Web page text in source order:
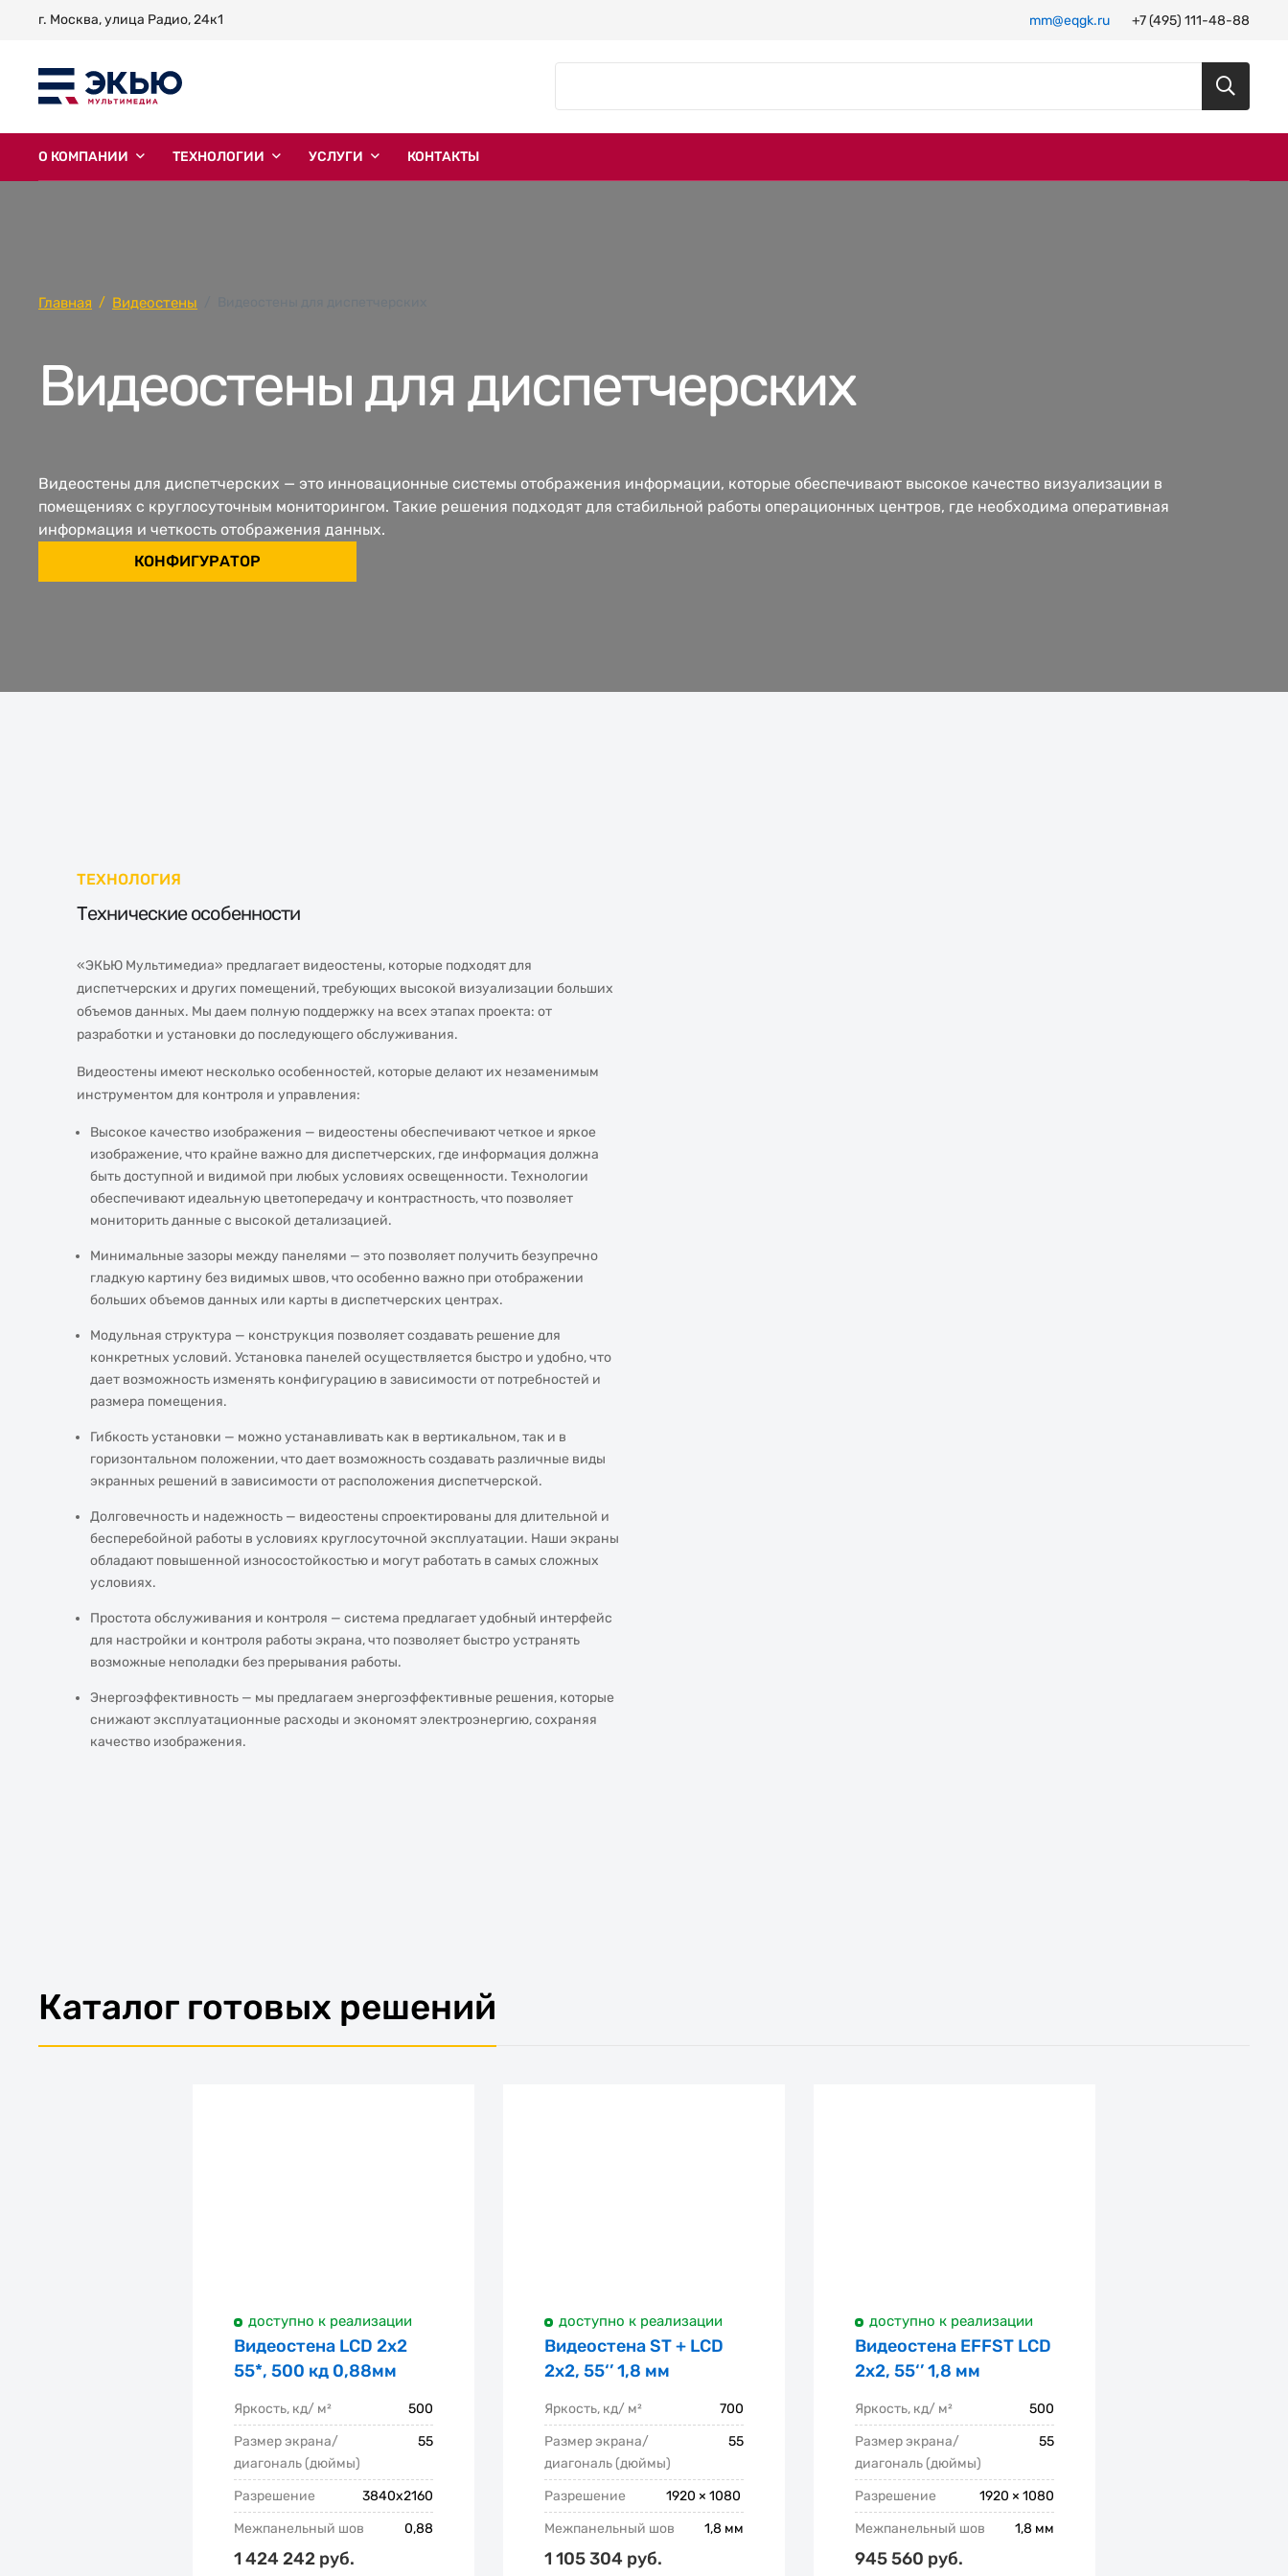
г. Москва, улица Радио, 24к1 mm@eqgk.ru +7 (495) 111-48-88
О КОМПАНИИ ТЕХНОЛОГИИ УСЛУГИ КОНТАКТЫ
Главная Видеостены
Видеостены для диспетчерских
Видеостены для диспетчерских — это инновационные системы отображения информации, которые обеспечивают высокое качество визуализации в
помещениях с круглосуточным мониторингом. Такие решения подходят для стабильной работы операционных центров, где необходима оперативная
информация и четкость отображения данных.
КОНФИГУРАТОР
ТЕХНОЛОГИЯ
Технические особенности
«ЭКЬЮ Мультимедиа» предлагает видеостены, которые подходят для
диспетчерских и других помещений, требующих высокой визуализации больших
объемов данных. Мы даем полную поддержку на всех этапах проекта: от
разработки и установки до последующего обслуживания.
Видеостены имеют несколько особенностей, которые делают их незаменимым
инструментом для контроля и управления:
Высокое качество изображения — видеостены обеспечивают четкое и яркое
изображение, что крайне важно для диспетчерских, где информация должна
быть доступной и видимой при любых условиях освещенности. Технологии
обеспечивают идеальную цветопередачу и контрастность, что позволяет
мониторить данные с высокой детализацией.
Минимальные зазоры между панелями — это позволяет получить безупречно
гладкую картину без видимых швов, что особенно важно при отображении
больших объемов данных или карты в диспетчерских центрах.
Модульная структура — конструкция позволяет создавать решение для
конкретных условий. Установка панелей осуществляется быстро и удобно, что
дает возможность изменять конфигурацию в зависимости от потребностей и
размера помещения.
Гибкость установки — можно устанавливать как в вертикальном, так и в
горизонтальном положении, что дает возможность создавать различные виды
экранных решений в зависимости от расположения диспетчерской.
Долговечность и надежность — видеостены спроектированы для длительной и
бесперебойной работы в условиях круглосуточной эксплуатации. Наши экраны
обладают повышенной износостойкостью и могут работать в самых сложных
условиях.
Простота обслуживания и контроля — система предлагает удобный интерфейс
для настройки и контроля работы экрана, что позволяет быстро устранять
возможные неполадки без прерывания работы.
Энергоэффективность — мы предлагаем энергоэффективные решения, которые
снижают эксплуатационные расходы и экономят электроэнергию, сохраняя
качество изображения.
Каталог готовых решений
доступно к реализации
Видеостена LCD 2x2
55*, 500 кд 0,88мм
Яркость, кд/ м²
500
Размер экрана/
диагональ (дюймы)
55
Разрешение
3840x2160
Межпанельный шов
0,88
1 424 242 руб.
доступно к реализации
Видеостена ST + LCD
2x2, 55‘’ 1,8 мм
Яркость, кд/ м²
700
Размер экрана/
диагональ (дюймы)
55
Разрешение
1920 × 1080
Межпанельный шов
1,8 мм
1 105 304 руб.
доступно к реализации
Видеостена EFFST LCD
2x2, 55‘’ 1,8 мм
Яркость, кд/ м²
500
Размер экрана/
диагональ (дюймы)
55
Разрешение
1920 × 1080
Межпанельный шов
1,8 мм
945 560 руб.